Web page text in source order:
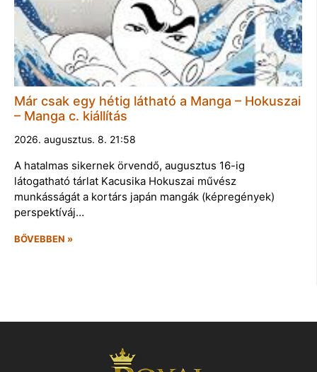
Már csak egy hétig látható a Manga – Hokuszai
– Manga c. kiállítás
2026. augusztus. 8. 21:58
A hatalmas sikernek örvendő, augusztus 16-ig
látogatható tárlat Kacusika Hokuszai művész
munkásságát a kortárs japán mangák (képregények)
perspektíváj…
BŐVEBBEN »